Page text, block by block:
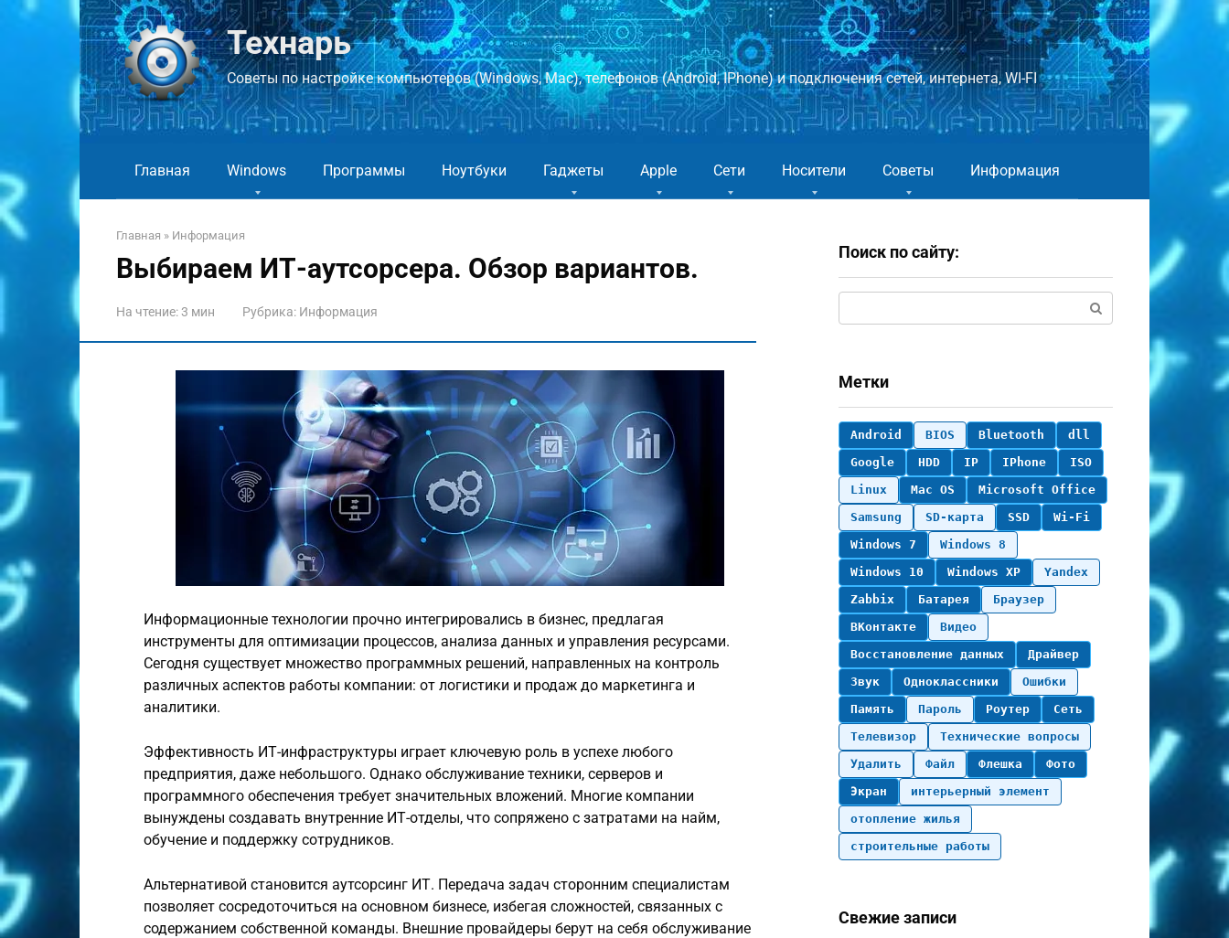
Перейти
Технарь
Советы по настройке компьютеров (Windows, Mac), телефонов (Android, IPhone) и подключения сетей, интернета, WI-FI
Главная Windows Программы Ноутбуки Гаджеты Apple Сети Носители Советы Информация
Главная » Информация
Выбираем ИТ-аутсорсера. Обзор вариантов.
На чтение:3 мин Рубрика: Информация
Информационные технологии прочно интегрировались в бизнес, предлагая
инструменты для оптимизации процессов, анализа данных и управления ресурсами.
Сегодня существует множество программных решений, направленных на контроль
различных аспектов работы компании: от логистики и продаж до маркетинга и
аналитики.
Эффективность ИТ-инфраструктуры играет ключевую роль в успехе любого
предприятия, даже небольшого. Однако обслуживание техники, серверов и
программного обеспечения требует значительных вложений. Многие компании
вынуждены создавать внутренние ИТ-отделы, что сопряжено с затратами на найм,
обучение и поддержку сотрудников.
Альтернативой становится аутсорсинг ИТ. Передача задач сторонним специалистам
позволяет сосредоточиться на основном бизнесе, избегая сложностей, связанных с
содержанием собственной команды. Внешние провайдеры берут на себя обслуживание
Поиск по сайту:
Метки
Android BIOS Bluetooth
dll
Google
HDD IP IPhone
ISO
Linux
Mac OS
Microsoft Office
Samsung
SD-карта SSD
Wi-Fi
Windows 7
Windows 8
Windows 10
Windows XP
Yandex
Zabbix
Батарея
Браузер
ВКонтакте
Видео
Восстановление данных
Драйвер
Звук
Одноклассники
Ошибки
Память
Пароль Роутер
Сеть
Телевизор
Технические вопросы
Удалить
Файл Флешка
Фото
Экран
интерьерный элемент
отопление жилья
строительные работы
Свежие записи